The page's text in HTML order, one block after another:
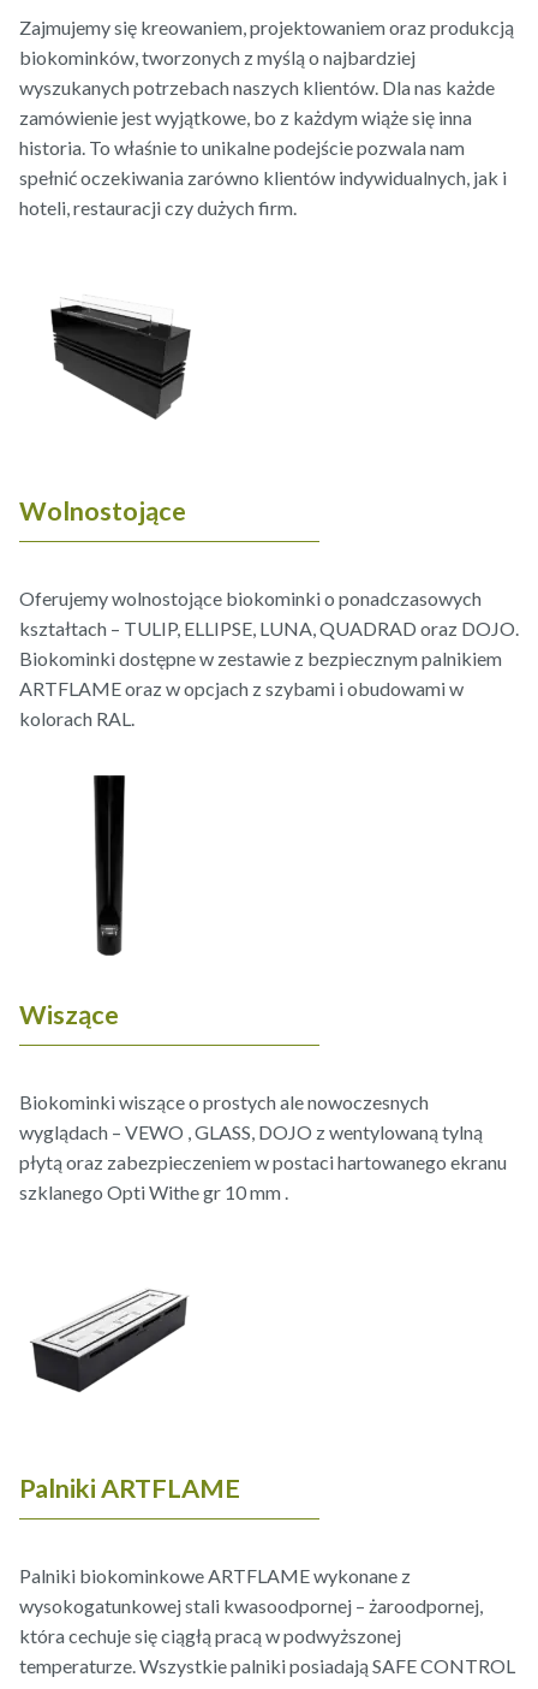
Zajmujemy się kreowaniem, projektowaniem oraz produkcją
biokominków, tworzonych z myślą o najbardziej
wyszukanych potrzebach naszych klientów. Dla nas każde
zamówienie jest wyjątkowe, bo z każdym wiąże się inna
historia. To właśnie to unikalne podejście pozwala nam
spełnić oczekiwania zarówno klientów indywidualnych, jak i
hoteli, restauracji czy dużych firm.
Wolnostojące
Oferujemy wolnostojące biokominki o ponadczasowych
kształtach – TULIP, ELLIPSE, LUNA, QUADRAD oraz DOJO.
Biokominki dostępne w zestawie z bezpiecznym palnikiem
ARTFLAME oraz w opcjach z szybami i obudowami w
kolorach RAL.
Wiszące
Biokominki wiszące o prostych ale nowoczesnych
wyglądach – VEWO , GLASS, DOJO z wentylowaną tylną
płytą oraz zabezpieczeniem w postaci hartowanego ekranu
szklanego Opti Withe gr 10 mm .
Palniki ARTFLAME
Palniki biokominkowe ARTFLAME wykonane z
wysokogatunkowej stali kwasoodpornej – żaroodpornej,
która cechuje się ciągłą pracą w podwyższonej
temperaturze. Wszystkie palniki posiadają SAFE CONTROL